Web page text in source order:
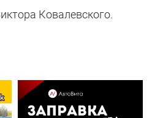
Ковалевского.